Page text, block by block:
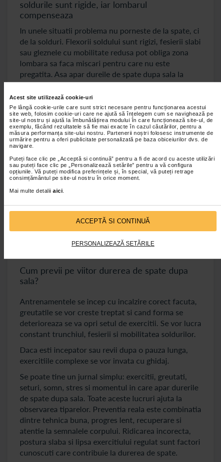
Acest site utilizează cookie-uri
Pe lângă cookie-urile care sunt strict necesare pentru funcționarea acestui
site web, folosim cookie-uri care ne ajută să înțelegem cum se navighează pe
site-ul nostru și ajută la îmbunătățirea modului în care funcționează site-ul, de
exemplu, făcând rezultatele să fie mai exacte în cazul căutărilor, pentru a
măsura performanța site-ului nostru. Partenerii noștri folosesc instrumente de
urmărire pentru a oferi publicitate personalizată pe baza obiceiurilor dvs. de
navigare.
Puteți face clic pe „Acceptă si continuă” pentru a fi de acord cu aceste utilizări
sau puteți face clic pe „Personalizează setările” pentru a vă configura
opțiunile. Vă puteți modifica preferințele și, în special, vă puteți retrage
consimțământul pe site-ul nostru în orice moment.
Mai multe detalii aici
ACCEPTĂ SI CONTINUĂ
PERSONALIZEAZĂ SETĂRILE
soldurile sunt rigide, iar lombarul
compenseaza
In unele situatii problema nu porneste de la spate, ci
de la solduri. Flexorii soldului sunt rigizi, fesierii slabi
sau gleznele cu mobilitate redusa pot obliga zona
lombara sa faca miscari pentru care nu este
pregatita. Asa apar dureile de spate dupa sala la
genuflexiuni, fandari, presa sau indreptari.
Mobilitatea buna inseamna miscari controlate:
fandari cu deschiderea soldului, rotatii toracice,
mobilizari de glezna si activari pentru fesieri. Cand
soldurile se misca mai bine, coloana este protejata.
Greseala 7 pentru durerile de spate dupa sala:
ignori refacerea
Muschii se dezvolta in perioadele de pauza, nu doar
in sala. Somn putin, hidratare insuficienta si prea
spate dupa sala. Refacerea este parte din program.
Se recomanda alternarea zilelor grele cu cele mai
intense pentru aceeasi zona.
Cum previi pe viitor durerea de spate dupa
sala?
Antrenamentele se incep cu incalzire corect facuta,
greutatile se vor creste treptat si cand forma se
deterioreaza se va opri setul de exercitii. Se vor lucra
constant trunchiul, fesierii si mobilitatea soldurilor.
Daca esti incepator sau revii dupa o pauza lunga,
exercitiile complexe se vor invata cu ghidaj.
Se poate tine un jurnal simplu: exercitii, greutati,
seturi, somn, stres si momentul in care apar durerile
de spate dupa sala. Toate aceste lucruri ajuta la
observarea tiparelor. Preventia reala este combinatia
dintre tehnica buna, progres lent, recuperare si
atentie la semnalele corpului. Ridicarea incorecta,
postura slaba si lipsa exercitiului regulat sunt factori
cunoscuti care contribuie la durerea de spate.